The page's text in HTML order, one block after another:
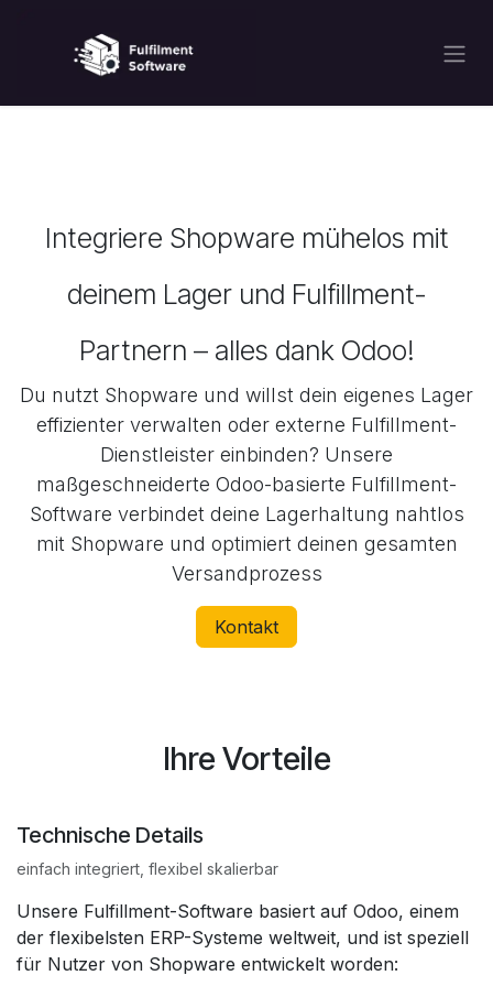
Integriere Shopware mühelos mit
deinem Lager und Fulfillment-
Partnern – alles dank Odoo!
Du nutzt Shopware und willst dein eigenes Lager
effizienter verwalten oder externe Fulfillment-
Dienstleister einbinden? Unsere
maßgeschneiderte Odoo-basierte Fulfillment-
Software verbindet deine Lagerhaltung nahtlos
mit Shopware und optimiert deinen gesamten
Versandprozess
Kontakt
Ihre Vorteile
Technische Details
einfach integriert, flexibel skalierbar
Unsere Fulfillment-Software basiert auf Odoo, einem
der flexibelsten ERP-Systeme weltweit, und ist speziell
für Nutzer von Shopware entwickelt worden: